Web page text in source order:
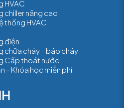
HVAC
chiller nâng cao
thống HVAC
điện
chữa cháy – báo cháy
Cấp thoát nước
– Khóa học miễn phí